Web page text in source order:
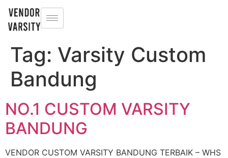
Tag: Varsity Custom
Bandung
NO.1 CUSTOM VARSITY
BANDUNG
VENDOR CUSTOM VARSITY BANDUNG TERBAIK – WHS